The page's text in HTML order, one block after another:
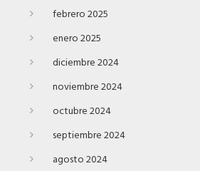
febrero 2025
enero 2025
diciembre 2024
noviembre 2024
octubre 2024
septiembre 2024
agosto 2024